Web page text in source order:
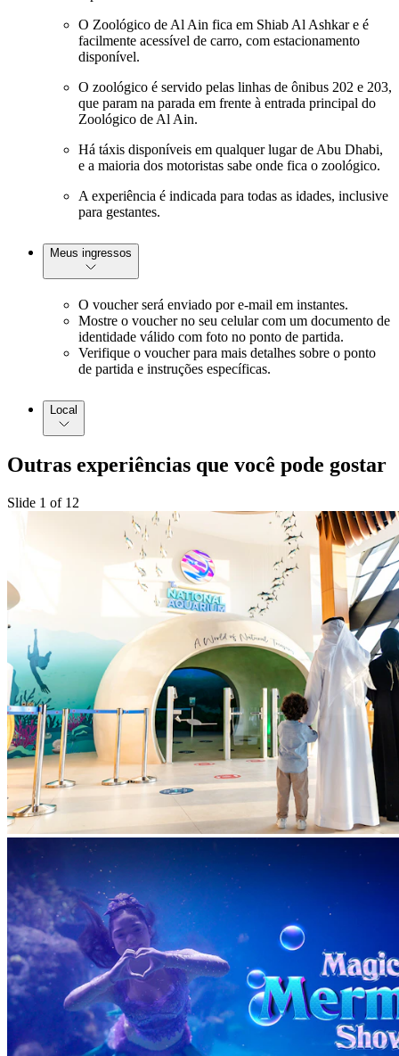
O Zoológico de Al Ain fica em Shiab Al Ashkar e é
facilmente acessível de carro, com estacionamento
disponível.
O zoológico é servido pelas linhas de ônibus 202 e 203,
que param na parada em frente à entrada principal do
Zoológico de Al Ain.
Há táxis disponíveis em qualquer lugar de Abu Dhabi,
e a maioria dos motoristas sabe onde fica o zoológico.
A experiência é indicada para todas as idades, inclusive
para gestantes.
Meus ingressos
O voucher será enviado por e-mail em instantes.
Mostre o voucher no seu celular com um documento de
identidade válido com foto no ponto de partida.
Verifique o voucher para mais detalhes sobre o ponto
de partida e instruções específicas.
Local
Outras experiências que você pode gostar
Slide 1 of 12